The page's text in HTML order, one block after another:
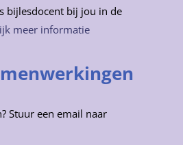
bijlesdocent bij jou in de
meer informatie
Stuur een email naar